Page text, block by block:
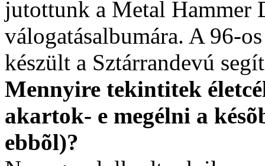
jutottunk a Metal Hammer
válogatásalbumára. A 96-
készült a Sztárrandevú
Mennyire tekintitek
akartok- e megélni a
ebbõl)?